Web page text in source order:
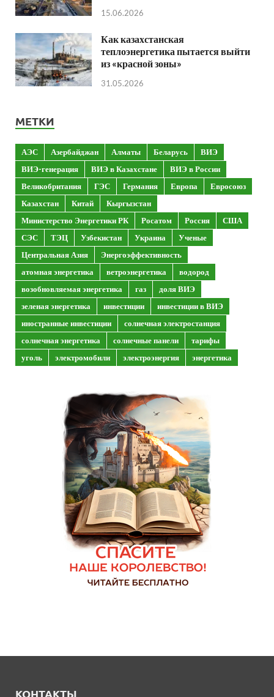
15.06.2026
Как казахстанская
теплоэнергетика пытается выйти
из «красной зоны»
31.05.2026
МЕТКИ
АЭС Азербайджан Алматы Беларусь
ВИЭ
ВИЭ-генерация
ВИЭ в Казахстане
ВИЭ в России
Великобритания
ГЭС Германия Европа
Евросоюз
Казахстан
Китай
Кыргызстан
Министерство Энергетики РК
Росатом Россия
США
СЭС
ТЭЦ Узбекистан Украина
Ученые
Центральная Азия
Энергоэффективность
атомная энергетика
ветроэнергетика
водород
возобновляемая энергетика
газ
доля ВИЭ
зеленая энергетика
инвестиции
инвестиции в ВИЭ
иностранные инвестиции
солнечная электростанция
солнечная энергетика
солнечные панели
тарифы
уголь
электромобили электроэнергия энергетика
КОНТАКТЫ